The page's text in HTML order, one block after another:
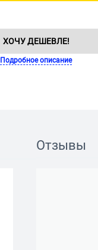
ХОЧУ ДЕШЕВЛЕ!
Подробное описание
Отзывы